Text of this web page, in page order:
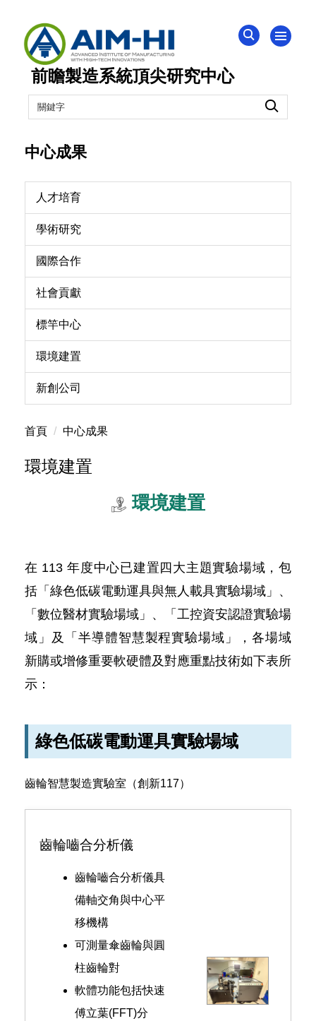
跳
到
主
要
內
前瞻製造系統頂尖研究中心
中心成果
人才培育
學術研究
國際合作
社會貢獻
標竿中心
環境建置
新創公司
首頁 中心成果
環境建置
環境建置
在 113 年度中心已建置四大主題實驗場域，包
括「綠色低碳電動運具與無人載具實驗場域」、
「數位醫材實驗場域」、「工控資安認證實驗場
域」及「半導體智慧製程實驗場域」，各場域
新購或增修重要軟硬體及對應重點技術如下表所
示：
綠色低碳電動運具實驗場域
齒輪智慧製造實驗室（創新117）
齒輪嚙合分析儀
齒輪嚙合分析儀具
備軸交角與中心平
移機構
可測量傘齒輪與圓
柱齒輪對
軟體功能包括快速
傅立葉(FFT)分